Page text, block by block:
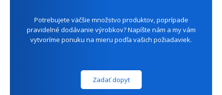
Potrebujete väčšie množstvo produktov, poprípade
pravidelné dodávanie výrobkov? Napíšte nám a my vám
vytvoríme ponuku na mieru podľa vašich požiadaviek.
Zadať dopyt